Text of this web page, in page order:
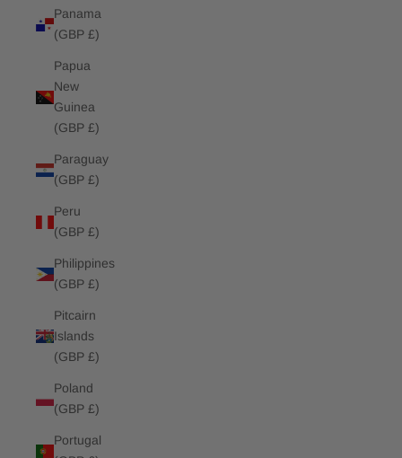
Panama
(GBP £)
Papua
New
Guinea
(GBP £)
Paraguay
(GBP £)
Peru
(GBP £)
Philippines
(GBP £)
Pitcairn
Islands
(GBP £)
Poland
(GBP £)
Portugal